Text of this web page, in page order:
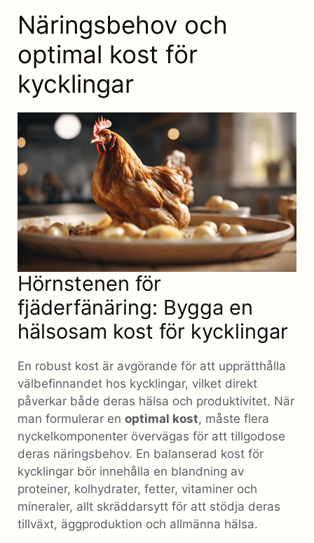
Näringsbehov och
optimal kost för
kycklingar
Hörnstenen för
fjäderfänäring: Bygga en
hälsosam kost för kycklingar
En robust kost är avgörande för att upprätthålla
välbefinnandet hos kycklingar, vilket direkt
påverkar både deras hälsa och produktivitet. När
man formulerar en optimal kost, måste flera
nyckelkomponenter övervägas för att tillgodose
deras näringsbehov. En balanserad kost för
kycklingar bör innehålla en blandning av
proteiner, kolhydrater, fetter, vitaminer och
mineraler, allt skräddarsytt för att stödja deras
tillväxt, äggproduktion och allmänna hälsa.